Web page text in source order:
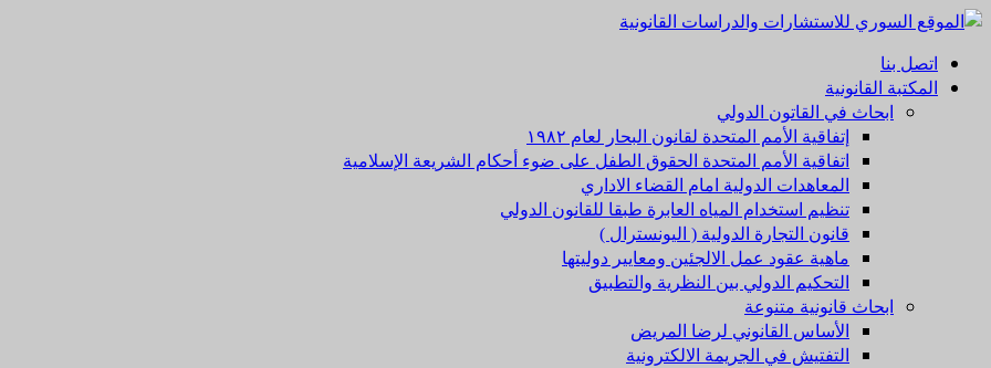
تخطي
المحتوى
القائمة
الأولية
اتصل بنا
المكتبة القانونية
ابحاث في القاتون الدولي
إتفاقية الأمم المتحدة لقانون البحار لعام ۱۹۸۲
اتفاقية الأمم المتحدة الحقوق الطفل على ضوء أحكام الشريعة الإسلامية
المعاهدات الدولية امام القضاء الاداري
تنظيم استخدام المياه العابرة طبقا للقانون الدولي
قانون التجارة الدولية ( اليونسترال )
ماهية عقود عمل الالجئين ومعايير دوليتها
التحكيم الدولي بين النظرية والتطبيق
ابحاث قانونية متنوعة
الأساس القانوني لرضا المريض
التفتيش في الجريمة الالكترونية